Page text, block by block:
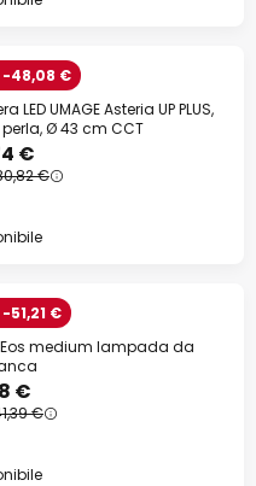
-48,08 €
LED UMAGE Asteria UP PLUS,
Ø 43 cm CCT
€
€
-51,21 €
Eos medium lampada da
€
€